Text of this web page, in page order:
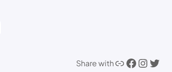
Share withLink Facebook Instagram Twitter